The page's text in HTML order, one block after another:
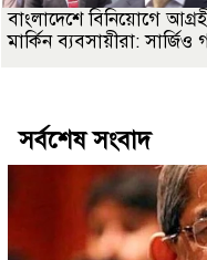
বাংলাদেশে বিনিয়োগে
মার্কিন ব্যবসায়ীরা: সার্জিও
সর্বশেষ সংবাদ